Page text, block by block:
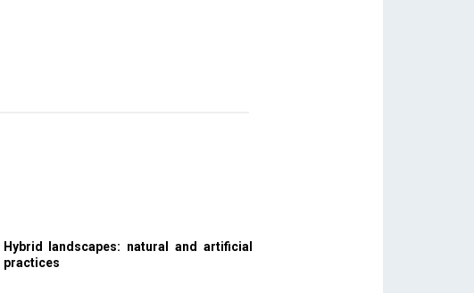
Hybrid landscapes: natural and artificial
practices